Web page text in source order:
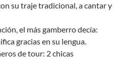
su traje tradicional, a cantar y
el más gamberro decía:
gracias en su lengua.
de tour: 2 chicas